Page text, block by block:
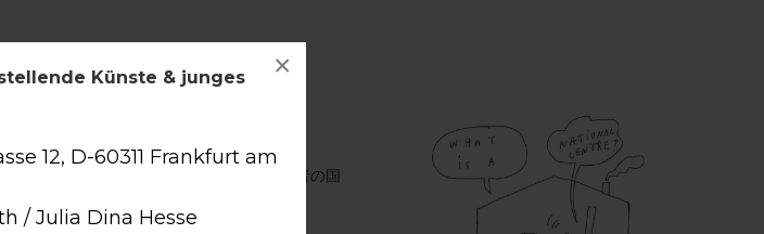
Künste & junges
12, D-60311 Frankfurt am
/ Julia Dina Hesse
×
動する舞台芸術団体、組織、および関係者の国